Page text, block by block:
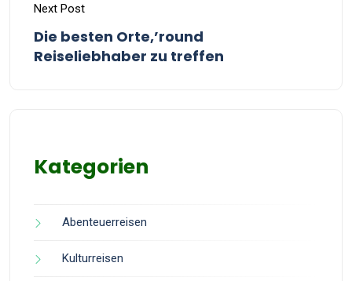
Next Post
Die besten Orte,’round
Reiseliebhaber zu treffen
Kategorien
Abenteuerreisen
Kulturreisen